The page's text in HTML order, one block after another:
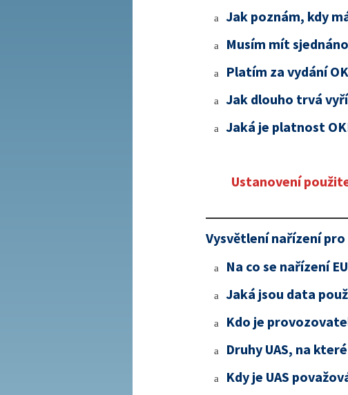
a Jak poznám, kdy
a Musím mít
a Platím za vydání
a Jak dlouho trvá
a Jaká je platnost
Ustanovení
Vysvětlení nařízení pro
a Na co se nařízení
a Jaká jsou data
a Kdo je
a Druhy UAS, na
a Kdy je UAS